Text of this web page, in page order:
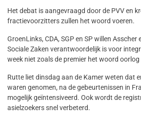
Het debat is aangevraagd door de PVV en
fractievoorzitters zullen het woord voeren.
GroenLinks, CDA, SGP en SP willen
Sociale Zaken verantwoordelijk is voor
week niet zoals de premier het woord
Rutte liet dinsdag aan de Kamer weten dat
waren genomen, na de gebeurtenissen in
mogelijk geïntensiveerd. Ook wordt de
asielzoekers snel verbeterd.